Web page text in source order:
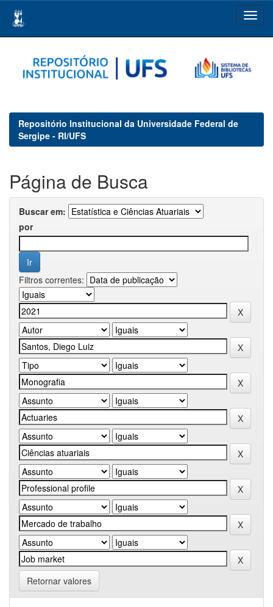
navigation
Repositório Institucional da Universidade Federal de
Sergipe - RI/UFS
Página de Busca
Buscar em:
por
Filtros correntes:
Retornar valores